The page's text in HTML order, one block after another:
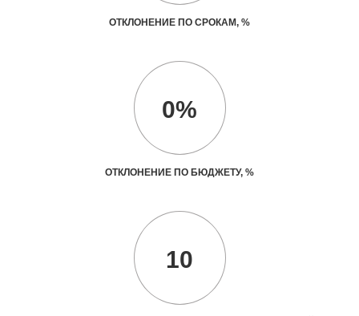
ОТКЛОНЕНИЕ ПО СРОКАМ, %
0%
ОТКЛОНЕНИЕ ПО БЮДЖЕТУ, %
10